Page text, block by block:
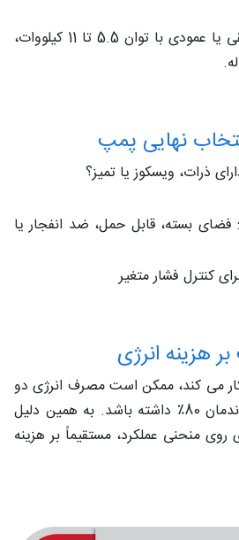
پمپ طبقاتی افقی یا عمودی با توان 5.5 تا 11 کیلووات،
نهایی پمپ
ذرات، ویسکوز یا تمیز؟
بسته، قابل حمل، ضد انفجار یا
کنترل فشار متغیر
هزینه انرژی
که با راندمان 50٪ کار می‌ کند، ممکن است مصرف انرژی دو
برابر نسبت به پمپی با راندمان 80٪ داشته باشد. به همین دلیل
منحنی عملکرد، مستقیماً بر هزینه‌